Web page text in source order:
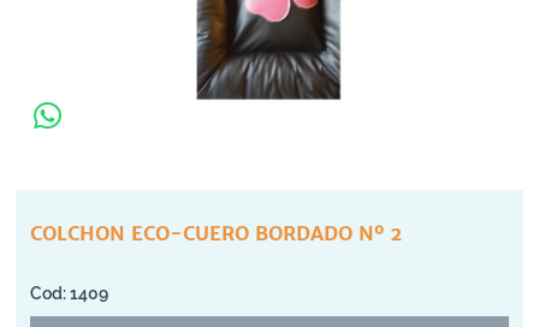
COLCHON ECO-CUERO BORDADO Nº 2
1409